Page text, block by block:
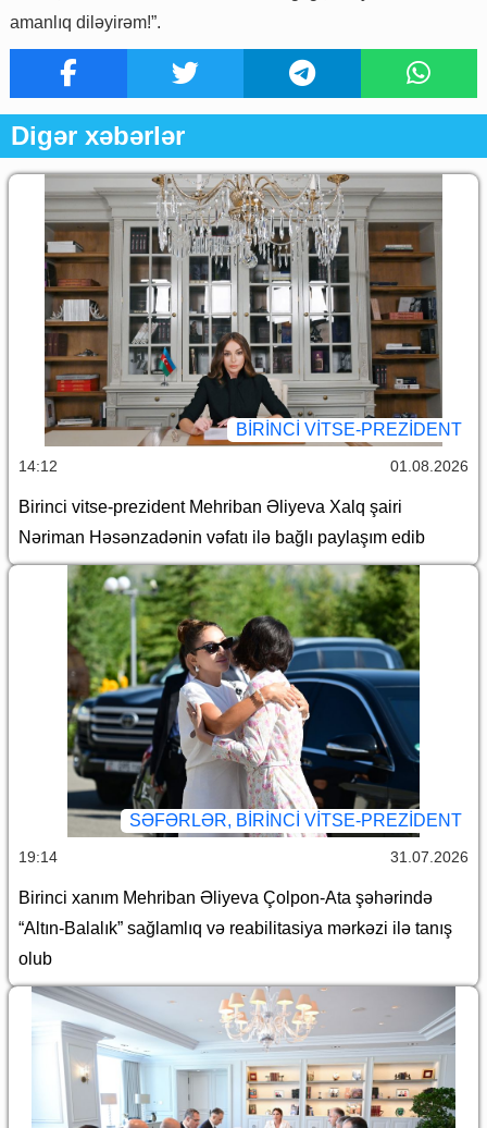
amanlıq diləyirəm!”.
Digər xəbərlər
BIRINCI VITSE-PREZIDENT
14:12 01.08.2026
Birinci vitse-prezident Mehriban Əliyeva Xalq şairi
Nəriman Həsənzadənin vəfatı ilə bağlı paylaşım edib
SƏFƏRLƏR, BIRINCI VITSE-PREZIDENT
19:14 31.07.2026
Birinci xanım Mehriban Əliyeva Çolpon-Ata şəhərində
“Altın-Balalık” sağlamlıq və reabilitasiya mərkəzi ilə tanış
olub